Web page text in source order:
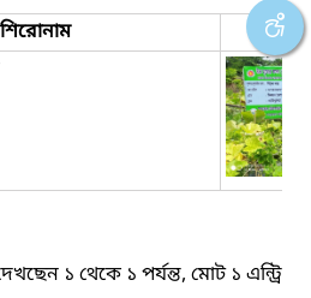
শিরোনাম
১ থেকে ১ পর্যন্ত, মোট ১ এন্ট্রি